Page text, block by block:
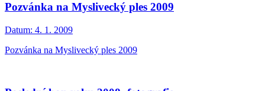
Pozvánka na Myslivecký ples 2009
Datum: 4. 1. 2009
Pozvánka na Myslivecký ples 2009